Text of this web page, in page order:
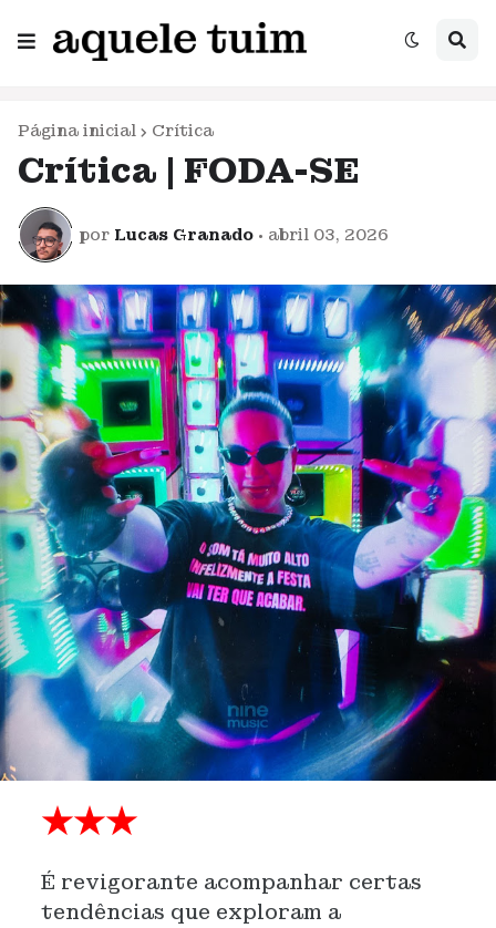
Página inicial Crítica
Crítica | FODA-SE
por Lucas Granado • abril 03, 2026
★★★
É revigorante acompanhar certas
tendências que exploram a